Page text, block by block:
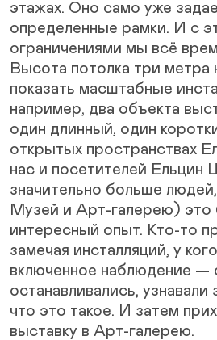
этажах. Оно само уже
определенные рамки. И с
ограничениями мы всё
Высота потолка три метра
показать масштабные
например, два объекта
один длинный, один
открытых пространствах
нас и посетителей Ельцин
значительно больше
Музей и Арт-галерею) это
интересный опыт. Кто-то
замечая инсталляций, у
включенное наблюдение —
останавливались,
что это такое. И затем
выставку в Арт-галерею.